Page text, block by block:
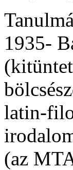
1935-
latin-
(az